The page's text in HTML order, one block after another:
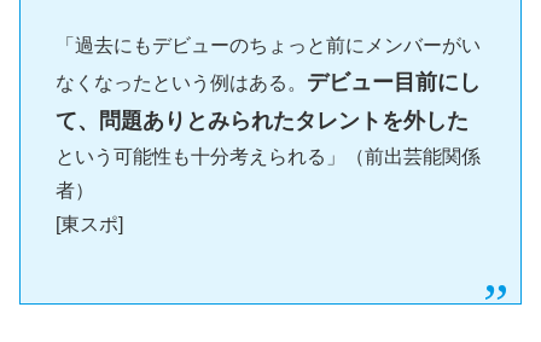
「過去にもデビューのちょっと前にメンバーがい
なくなったという例はある。 デビュー目前にし
て、問題ありとみられたタレントを外した
という可能性も十分考えられる」（前出芸能関係
者）
[東スポ]